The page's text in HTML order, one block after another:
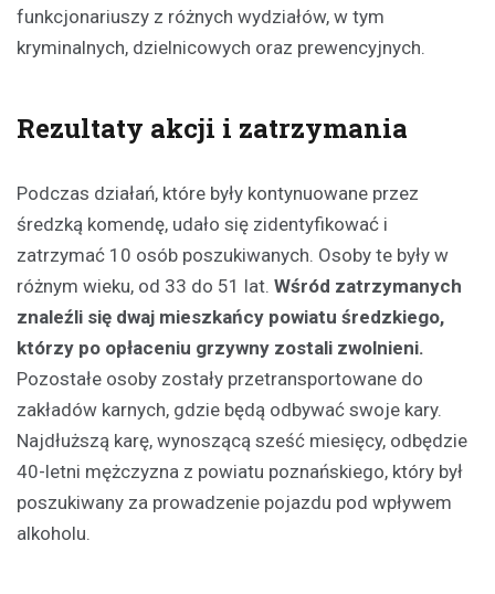
funkcjonariuszy z różnych wydziałów, w tym
kryminalnych, dzielnicowych oraz prewencyjnych.
Rezultaty akcji i zatrzymania
Podczas działań, które były kontynuowane przez
średzką komendę, udało się zidentyfikować i
zatrzymać 10 osób poszukiwanych. Osoby te były w
różnym wieku, od 33 do 51 lat. Wśród zatrzymanych
znaleźli się dwaj mieszkańcy powiatu średzkiego,
którzy po opłaceniu grzywny zostali zwolnieni.
Pozostałe osoby zostały przetransportowane do
zakładów karnych, gdzie będą odbywać swoje kary.
Najdłuższą karę, wynoszącą sześć miesięcy, odbędzie
40-letni mężczyzna z powiatu poznańskiego, który był
poszukiwany za prowadzenie pojazdu pod wpływem
alkoholu.